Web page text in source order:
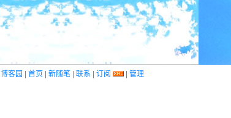
博客园 | 首页 | 新随笔 | 联系 | 订阅 | 管理